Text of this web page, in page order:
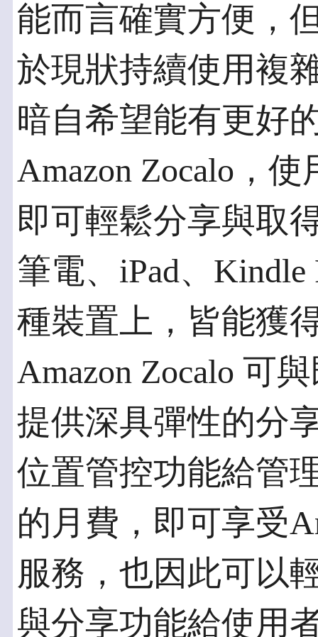
能而言確實方便，
於現狀持續使用複
暗自希望能有更好
Amazon Zocalo，
即可輕鬆分享與取
筆電、iPad、
種裝置上，皆能獲
Amazon Zocalo 可
提供深具彈性的分
位置管控功能給管
的月費，即可享受
服務，也因此可以
與分享功能給使用